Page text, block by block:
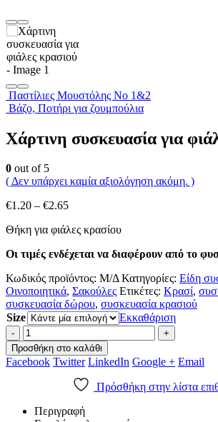
Παστίλιες Μουστόλης Νο 1&2
Βάζο, Ποτήρι για ζουμπούλια
Χάρτινη συσκευασία για
0 out of 5
( Δεν υπάρχει καμία αξιολόγηση ακόμη. )
€1.20 – €2.65Price
€1.20
€2.65
Θήκη για φιάλες κρασίου
Οι τιμές ενδέχεται να διαφέρουν από το
Κωδικός προϊόντος: Μ/Δ Κατηγορίες: Είδη
Οινοποιητικά, Σακούλες Ετικέτες: Κρασί,
συσκευασία δώρου, συσκευασία κρασιού
Size
Εκκαθάριση
-
+
Προσθήκη στο καλάθι
Facebook Twitter LinkedIn Google + Email
Πρόσθήκη στην λίστα
Περιγραφή